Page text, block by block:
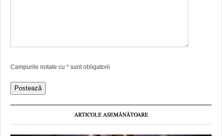
Campurile notate cu * sunt obligatorii
ARTICOLE ASEMĂNĂTOARE